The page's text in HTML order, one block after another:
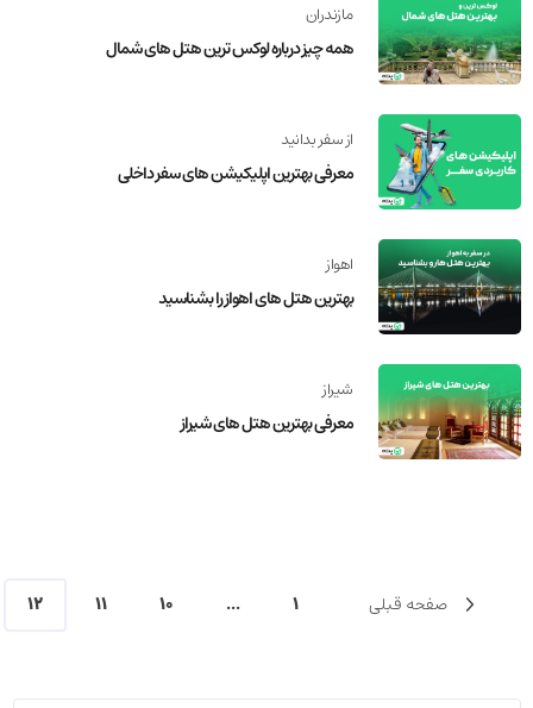
مازندران
همه چیز درباره لوکس ترین هتل های شمال
از سفر بدانید
معرفی بهترین اپلیکیشن های سفر داخلی
اهواز
بهترین هتل‌ های اهواز را بشناسید
شیراز
معرفی بهترین هتل های شیراز
صفحه قبلی 1
...
10
11
12